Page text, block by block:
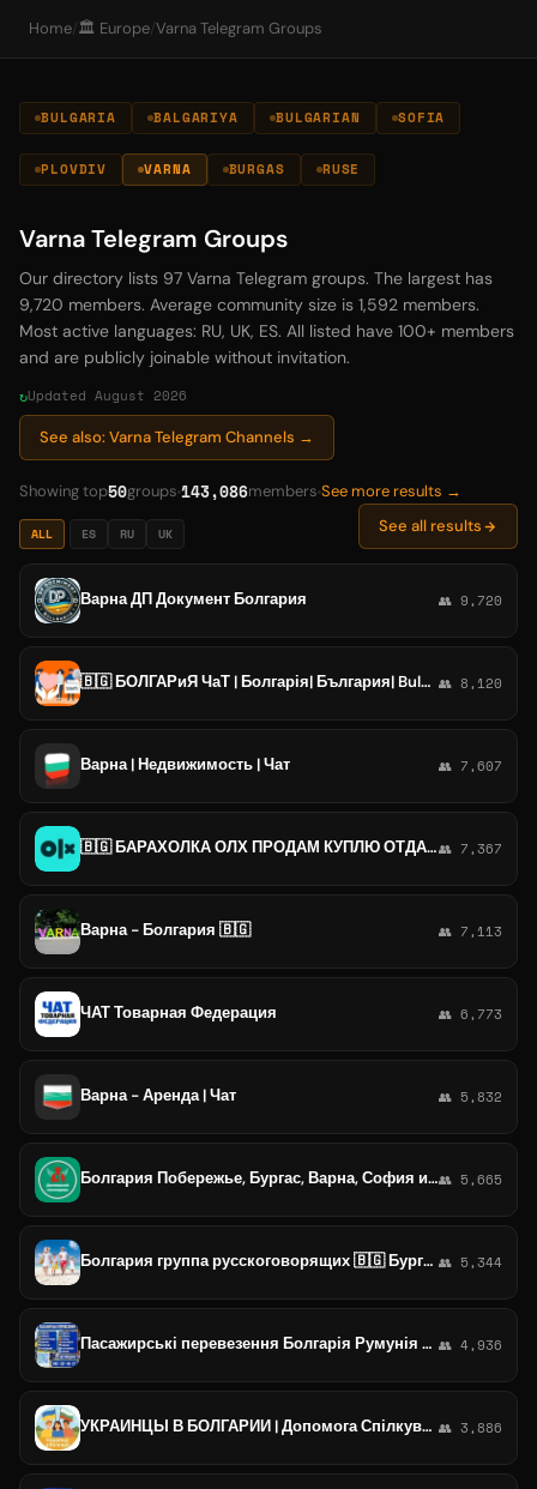
Home/ 🏛️ Europe/Varna Telegram Groups
BULGARIA BALGARIYA BULGARIAN SOFIA
PLOVDIV VARNA BURGAS RUSE
Varna Telegram Groups
Our directory lists 97 Varna Telegram groups. The largest has
9,720 members. Average community size is 1,592 members.
Most active languages: RU, UK, ES. All listed have 100+ members
and are publicly joinable without invitation.
Updated August 2026
See also: Varna Telegram Channels →
Showing top50groups 143,086members See more results →
ALL ES RU UK See all results
Варна ДП Документ Болгария 👥 9,720
🇧🇬 БОЛГАРиЯ ЧаТ | Болгарія| България| Bulgaria| София Пловдив Варна Бургас Несебр Солнечный Влас Поморие 👥 8,120
Варна | Недвижимость | Чат 👥 7,607
🇧🇬 БАРАХОЛКА ОЛХ ПРОДАМ КУПЛЮ ОТДАМ БОЛГАРИЯ OLX АВИТО ALO БОЛГАРІЯ София Варна Бургас Пловдив Несебр Солнечный Влас👥 7,367
Варна - Болгария 🇧🇬 👥 7,113
ЧАТ Товарная Федерация 👥 6,773
Варна - Аренда | Чат 👥 5,832
Болгария Побережье, Бургас, Варна, София и не только... 🌹Услуги⚒️ Мастер 👨‍🔧 Трансфер🚘 Веб 🖥 Домашний помощник 🏡👥 5,665
Болгария группа русскоговорящих 🇧🇬 Бургас, София, Варна, Несебр, Солнечный берег, Святой Влас, Созополь, Пловдив. Объявления. 👥 5,344
Пасажирські перевезення Болгарія Румунія Україна Пассажирские перевозки Болгария Румыния Одеса Пловдив Бухарест Варна 👥 4,936
УКРАИНЦЫ В БОЛГАРИИ | Допомога Спілкування | София Бургас Варна Несебр Пловдив Поморие Влас Солнечный Берег 👥 3,886